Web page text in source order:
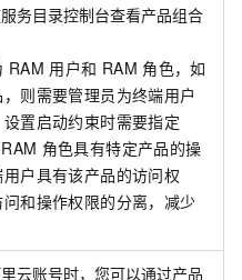
务目录控制台查看产品组合
RAM 用户和 RAM 角色，如
则需要管理员为终端用户
置启动约束时需要指定
RAM 角色具有特定产品的操
户具有该产品的访问权
和操作权限的分离，减少
云账号时，您可以通过产品